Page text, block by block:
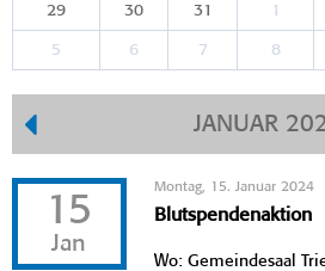
29 30 31 1
5 6 7 8
JANUAR
15
Jan
Montag, 15. Januar 2024
Blutspendenaktion
Wo: Gemeindesaal